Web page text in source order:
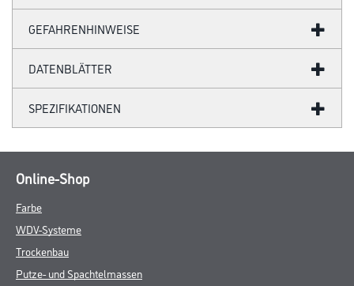
GEFAHRENHINWEISE
DATENBLÄTTER
SPEZIFIKATIONEN
Online-Shop
Farbe
WDV-Systeme
Trockenbau
Putze- und Spachtelmassen